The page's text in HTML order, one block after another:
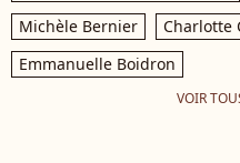
Michèle Bernier
Charlotte
Emmanuelle Boidron
VOIR